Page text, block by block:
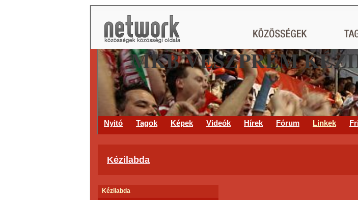
MKB VESZPRÉM
Nyitó Tagok Képek Videók Hírek Fórum Linkek
Kézilabda
Kézilabda